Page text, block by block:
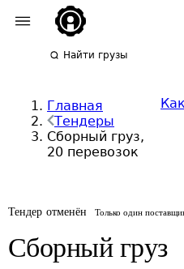
Найти грузы
Главная
Тендеры
Сборный груз,
20 перевозок
Тендер отменён Только один
Сборный груз